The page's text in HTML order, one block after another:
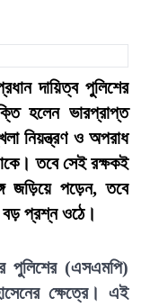
দায়িত্ব পুলিশের
হলেন ভারপ্রাপ্ত
নিয়ন্ত্রণ ও অপরাধ
তবে সেই রক্ষকই
জড়িয়ে পড়েন, তবে
বড় প্রশ্ন ওঠে।
পুলিশের (এসএমপি)
ক্ষেত্রে। এই